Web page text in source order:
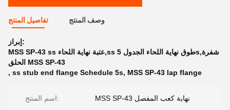
تفاصيل المنتج وصف المنتج
إبراز:
MSS SP-43 ss عتبة نهاية اللحاء,ss طوق نهاية اللحاء الجدول 5s,شفرة
الحلق MSS SP-43
, ss stub end flange Schedule 5s, MSS SP-43 lap flange
اسم المنتج: MSS SP-43 نهاية كعب المفصل